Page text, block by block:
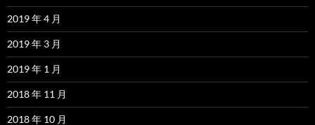
2019 年 4 月
2019 年 3 月
2019 年 1 月
2018 年 11 月
2018 年 10 月